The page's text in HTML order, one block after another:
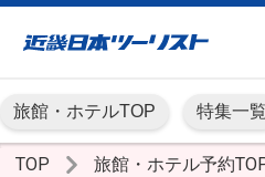
旅館・ホテルTOP 特集一覧
TOP 旅館・ホテル予約